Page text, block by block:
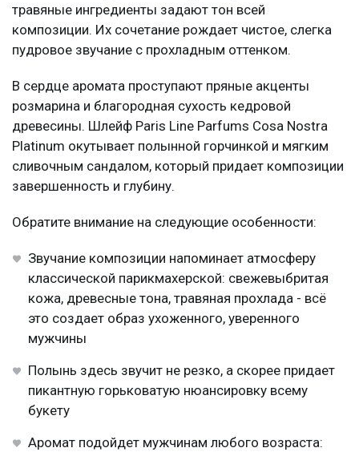
травяные ингредиенты задают тон всей
композиции. Их сочетание рождает чистое, слегка
пудровое звучание с прохладным оттенком.
В сердце аромата проступают пряные акценты
розмарина и благородная сухость кедровой
древесины. Шлейф Paris Line Parfums Cosa Nostra
Platinum окутывает полынной горчинкой и мягким
сливочным сандалом, который придает композиции
завершенность и глубину.
Обратите внимание на следующие особенности:
Звучание композиции напоминает атмосферу
классической парикмахерской: свежевыбритая
кожа, древесные тона, травяная прохлада - всё
это создает образ ухоженного, уверенного
мужчины
Полынь здесь звучит не резко, а скорее придает
пикантную горьковатую нюансировку всему
букету
Аромат подойдет мужчинам любого возраста: